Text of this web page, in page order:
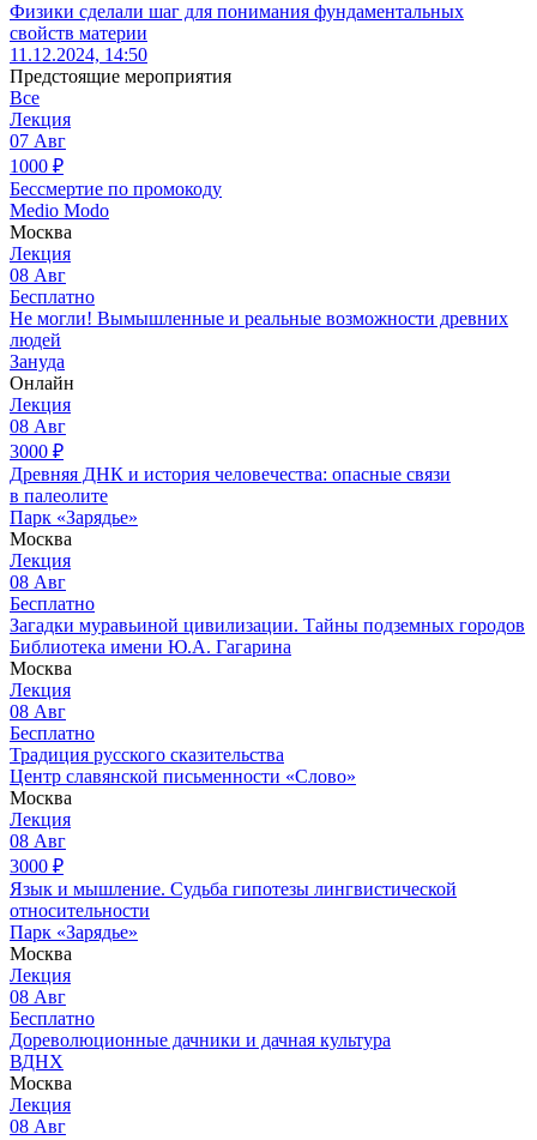
Физики сделали шаг для понимания фундаментальных
свойств материи
11.12.2024, 14:50
Предстоящие мероприятия
Все
Лекция
07 Авг
1000 ₽
Бессмертие по промокоду
Medio Modo
Москва
Лекция
08 Авг
Бесплатно
Не могли! Вымышленные и реальные возможности древних
людей
Зануда
Онлайн
Лекция
08 Авг
3000 ₽
Древняя ДНК и история человечества: опасные связи
в палеолите
Парк «Зарядье»
Москва
Лекция
08 Авг
Бесплатно
Загадки муравьиной цивилизации. Тайны подземных городов
Библиотека имени Ю.А. Гагарина
Москва
Лекция
08 Авг
Бесплатно
Традиция русского сказительства
Центр славянской письменности «Слово»
Москва
Лекция
08 Авг
3000 ₽
Язык и мышление. Судьба гипотезы лингвистической
относительности
Парк «Зарядье»
Москва
Лекция
08 Авг
Бесплатно
Дореволюционные дачники и дачная культура
ВДНХ
Москва
Лекция
08 Авг